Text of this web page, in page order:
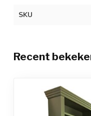
SKU
Recent